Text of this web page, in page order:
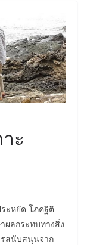
ะ
ะหยัด โภคฐิติ
ผลกระทบทางสิ่ง
รสนับสนุนจาก